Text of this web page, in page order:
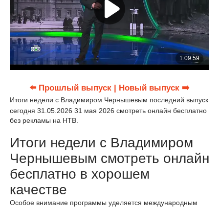
⬅️ Прошлый выпуск | Новый выпуск ➡️
Итоги недели с Владимиром Чернышевым последний выпуск
сегодня 31.05.2026 31 мая 2026 смотреть онлайн бесплатно
без рекламы на НТВ.
Итоги недели с Владимиром
Чернышевым смотреть онлайн
бесплатно в хорошем
качестве
Особое внимание программы уделяется международным